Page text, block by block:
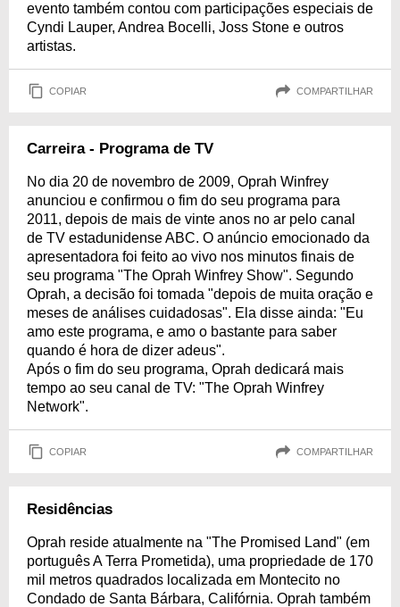
evento também contou com participações especiais de
Cyndi Lauper, Andrea Bocelli, Joss Stone e outros
artistas.
COPIAR COMPARTILHAR
Carreira - Programa de TV
No dia 20 de novembro de 2009, Oprah Winfrey
anunciou e confirmou o fim do seu programa para
2011, depois de mais de vinte anos no ar pelo canal
de TV estadunidense ABC. O anúncio emocionado da
apresentadora foi feito ao vivo nos minutos finais de
seu programa "The Oprah Winfrey Show". Segundo
Oprah, a decisão foi tomada "depois de muita oração e
meses de análises cuidadosas". Ela disse ainda: "Eu
amo este programa, e amo o bastante para saber
quando é hora de dizer adeus".
Após o fim do seu programa, Oprah dedicará mais
tempo ao seu canal de TV: "The Oprah Winfrey
Network".
COPIAR COMPARTILHAR
Residências
Oprah reside atualmente na "The Promised Land" (em
português A Terra Prometida), uma propriedade de 170
mil metros quadrados localizada em Montecito no
Condado de Santa Bárbara, Califórnia. Oprah também